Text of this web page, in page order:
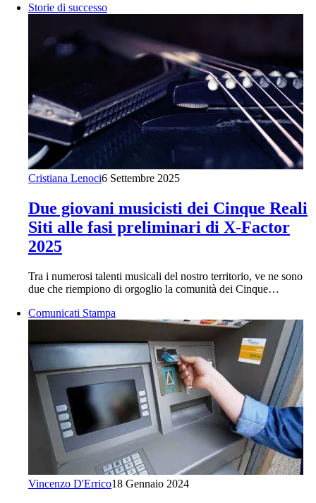
Storie di successo
Cristiana Lenoci6 Settembre 2025
Due giovani musicisti dei Cinque Reali
Siti alle fasi preliminari di X-Factor
2025
Tra i numerosi talenti musicali del nostro territorio, ve ne sono
due che riempiono di orgoglio la comunità dei Cinque…
Comunicati Stampa
Vincenzo D'Errico18 Gennaio 2024